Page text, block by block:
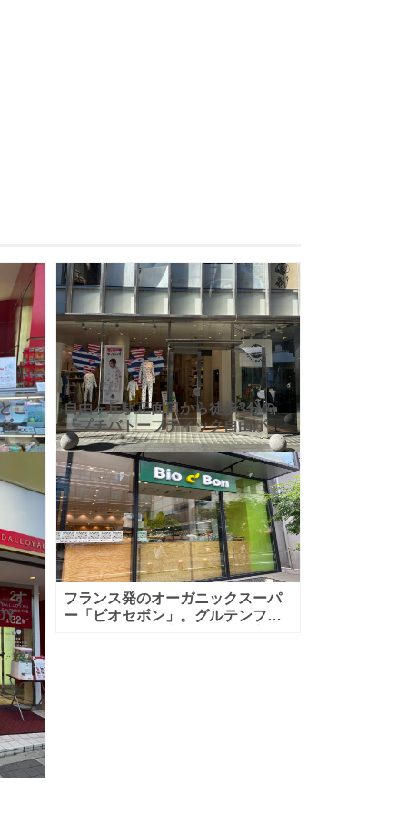
こ
ロ
ンス
自由ヶ丘駅正面口から徒歩3分の
『プチバトーブティック自由が丘
店』さん。『プチバトー』さんと
いえば、1893年に子どもの肌着メ
ーカーとして誕生したフランスの
子ども
す
さ
と
フランス発のオーガニックスーパ
ー「ビオセボン」。グルテンフリ